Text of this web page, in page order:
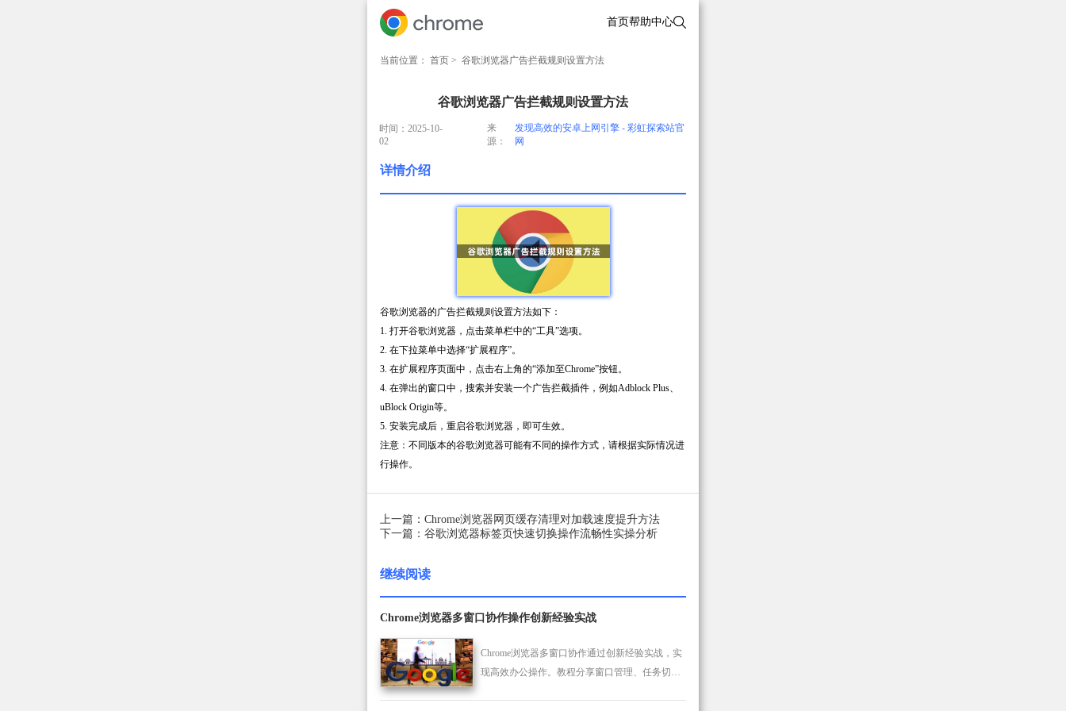
首页帮助中心
当前位置： 首页 > 谷歌浏览器广告拦截规则设置方法
谷歌浏览器广告拦截规则设置方法
时间：2025-10-
02
来
源：
发现高效的安卓上网引擎 - 彩虹探索站官
网
详情介绍
谷歌浏览器的广告拦截规则设置方法如下：
1. 打开谷歌浏览器，点击菜单栏中的“工具”选项。
2. 在下拉菜单中选择“扩展程序”。
3. 在扩展程序页面中，点击右上角的“添加至Chrome”按钮。
4. 在弹出的窗口中，搜索并安装一个广告拦截插件，例如Adblock Plus、
uBlock Origin等。
5. 安装完成后，重启谷歌浏览器，即可生效。
注意：不同版本的谷歌浏览器可能有不同的操作方式，请根据实际情况进
行操作。
上一篇：Chrome浏览器网页缓存清理对加载速度提升方法
下一篇：谷歌浏览器标签页快速切换操作流畅性实操分析
继续阅读
Chrome浏览器多窗口协作操作创新经验实战
Chrome浏览器多窗口协作通过创新经验实战，实
现高效办公操作。教程分享窗口管理、任务切换